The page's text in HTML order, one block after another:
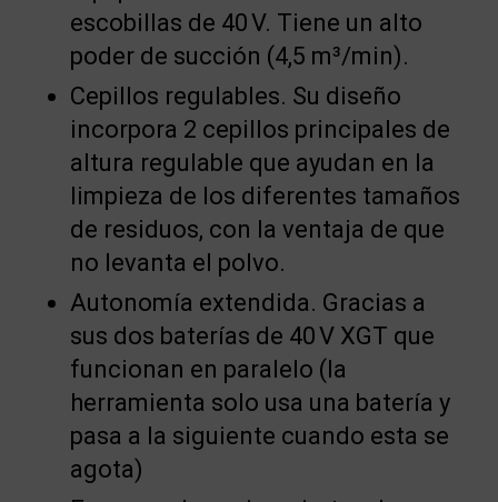
escobillas de 40 V. Tiene un alto
poder de succión (4,5 m³/min).
Cepillos regulables. Su diseño
incorpora 2 cepillos principales de
altura regulable que ayudan en la
limpieza de los diferentes tamaños
de residuos, con la ventaja de que
no levanta el polvo.
Autonomía extendida. Gracias a
sus dos baterías de 40 V XGT que
funcionan en paralelo (la
herramienta solo usa una batería y
pasa a la siguiente cuando esta se
agota)